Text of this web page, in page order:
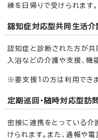
練を日帰りで受けられます。
認知症対応型共同生活
認知症と診断された方が共
入浴などの介護や支援、機
※要支援1の方は利用できま
定期巡回・随時対応型訪
密接に連携をとっている
けられます。また、通報や